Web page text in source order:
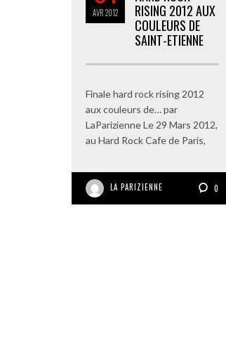
AVR2012
RISING 2012 AUX
COULEURS DE
SAINT-ETIENNE
Finale hard rock rising 2012
aux couleurs de… par
LaParizienne Le 29 Mars 2012,
au Hard Rock Cafe de Paris,
LA PARIZIENNE 0